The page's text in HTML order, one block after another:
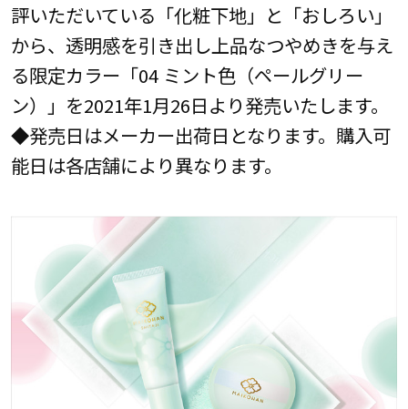
評いただいている「化粧下地」と「おしろい」
から、透明感を引き出し上品なつやめきを与え
る限定カラー「04 ミント色（ペールグリー
ン）」を2021年1月26日より発売いたします。
◆発売日はメーカー出荷日となります。購入可
能日は各店舗により異なります。